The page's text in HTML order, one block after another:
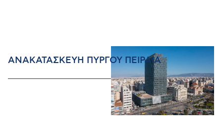
ΑΝΑΚΑΤΑΣΚΕΥΗ ΠΥΡΓΟΥ ΠΕΙΡΑΙΑ